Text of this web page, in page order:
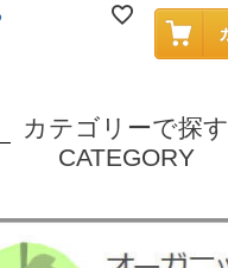
カテゴリーで探す
CATEGORY